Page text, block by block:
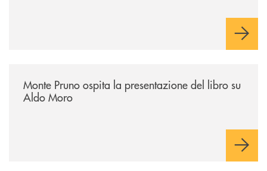
Monte Pruno ospita la presentazione del libro su
Aldo Moro